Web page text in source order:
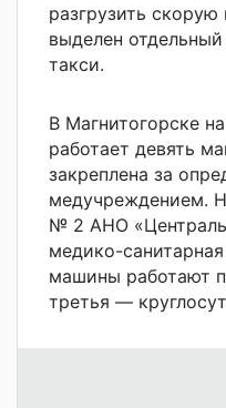
разгрузить
выделен
такси.
В Магнитогорске
работает девять
закреплена за
медучреждением.
№ 2 АНО
медико-
машины работают
третья —